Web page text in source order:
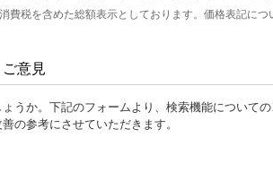
費税を含めた総額表示としております。価格表記につ
意見
うか。下記のフォームより、検索機能についての
の参考にさせていただきます。